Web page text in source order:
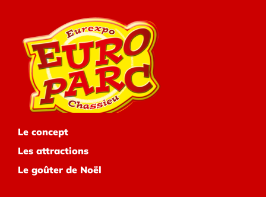
Le concept
Les attractions
Le goûter de Noël